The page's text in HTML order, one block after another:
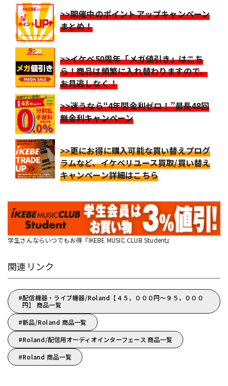
>>開催中のポイントアップキャンペーン
まとめ！
>>イケベ50周年「メガ値引き」はこち
ら！商品は頻繁に入れ替わりますので、
お見逃しなく！
>>迷うなら“4年間金利ゼロ！”最長48回
無金利キャンペーン
>>更にお得に購入可能な買い替えプログ
ラムなど、イケベリユース買取/買い替え
キャンペーン詳細はこちら
学生さんならいつでもお得『IKEBE MUSIC CLUB Student』
関連リンク
配信機器・ライブ機器/Roland【４５，０００円～９５，０００
円】 商品一覧
新品/Roland 商品一覧
Roland/配信用オーディオインターフェース 商品一覧
Roland 商品一覧